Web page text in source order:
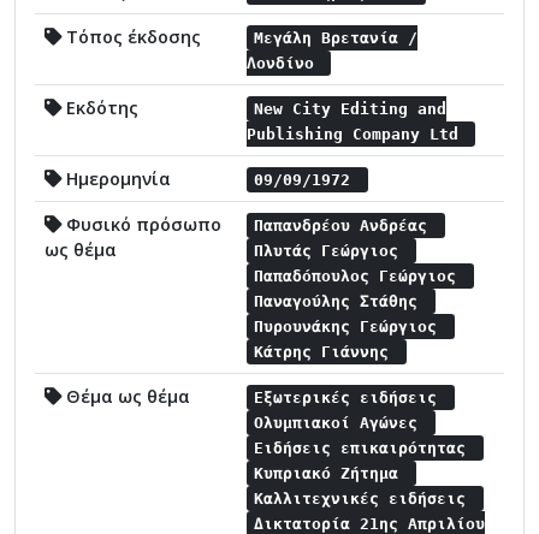
Τόπος έκδοσης
Μεγάλη Βρετανία /
Λονδίνο
Εκδότης
New City Editing and
Publishing Company Ltd
Ημερομηνία 09/09/1972
Φυσικό πρόσωπο
ως θέμα
Παπανδρέου Ανδρέας
Πλυτάς Γεώργιος
Παπαδόπουλος Γεώργιος
Παναγούλης Στάθης
Πυρουνάκης Γεώργιος
Κάτρης Γιάννης
Θέμα ως θέμα
Εξωτερικές ειδήσεις
Ολυμπιακοί Αγώνες
Ειδήσεις επικαιρότητας
Κυπριακό Ζήτημα
Καλλιτεχνικές ειδήσεις
Δικτατορία 21ης Απριλίου